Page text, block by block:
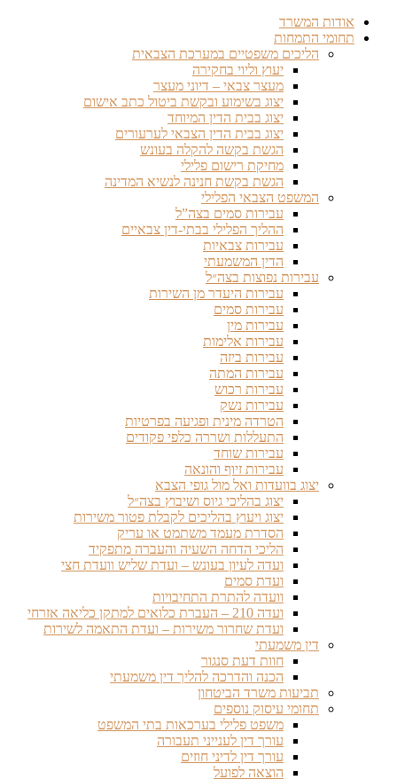
אודות המשרד
תחומי התמחות
הליכים משפטיים במערכת הצבאית
יעוץ וליוי בחקירה
מעצר צבאי – דיוני מעצר
יצוג בשימוע ובקשת ביטול כתב אישום
יצוג בבית הדין המיוחד
יצוג בבית הדין הצבאי לערעורים
הגשת בקשה להקלה בעונש
מחיקת רישום פלילי
הגשת בקשת חנינה לנשיא המדינה
המשפט הצבאי הפלילי
עבירות סמים בצה”ל
ההליך הפלילי בבתי-דין צבאיים
עבירות צבאיות
הדין המשמעתי
עבירות נפוצות בצה״ל
עבירות היעדר מן השירות
עבירות סמים
עבירות מין
עבירות אלימות
עבירות ביזה
עבירות המתה
עבירות רכוש
עבירות נשק
הטרדה מינית ופגיעה בפרטיות
התעללות ושררה כלפי פקודים
עבירות שוחד
עבירות זיוף והונאה
יצוג בוועדות ואל מול גופי הצבא
יצוג בהליכי גיוס ושיבוץ בצה״ל
יצוג ויעוץ בהליכים לקבלת פטור משירות
הסדרת מעמד משתמט או עריק
הליכי הדחה השעיה והעברה מתפקיד
ועדה לעיון בעונש – ועדת שליש וועדת חצי
ועדת סמים
וועדה להתרת התחיבויות
ועדה 210 – העברת כלואים למתקן כליאה אזרחי
ועדת שחרור משירות – ועדת התאמה לשירות
דין משמעתי
חוות דעת סנגור
הכנה והדרכה להליך דין משמעתי
תביעות משרד הביטחון
תחומי עיסוק נוספים
משפט פלילי בערכאות בתי המשפט
עורך דין לענייני תעבורה
עורך דין לדיני חוזים
הוצאה לפועל